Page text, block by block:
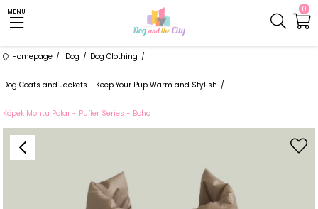
0
MENU
Homepage Dog Dog Clothing
Dog Coats and Jackets - Keep Your Pup Warm and Stylish
Köpek Montu Polar - Puffer Series - Boho